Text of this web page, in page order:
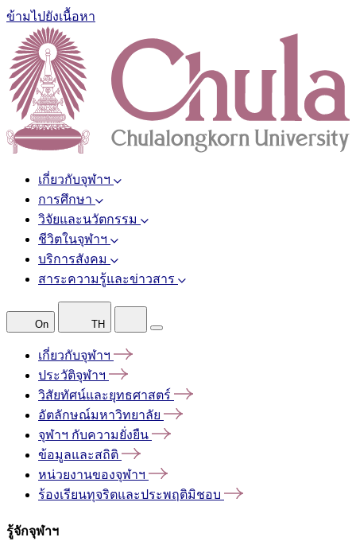
ข้ามไปยังเนื้อหา
เกี่ยวกับจุฬาฯ
การศึกษา
วิจัยและนวัตกรรม
ชีวิตในจุฬาฯ
บริการสังคม
สาระความรู้และข่าวสาร
On TH
เกี่ยวกับจุฬาฯ
ประวัติจุฬาฯ
วิสัยทัศน์และยุทธศาสตร์
อัตลักษณ์มหาวิทยาลัย
จุฬาฯ กับความยั่งยืน
ข้อมูลและสถิติ
หน่วยงานของจุฬาฯ
ร้องเรียนทุจริตและประพฤติมิชอบ
รู้จักจุฬาฯ